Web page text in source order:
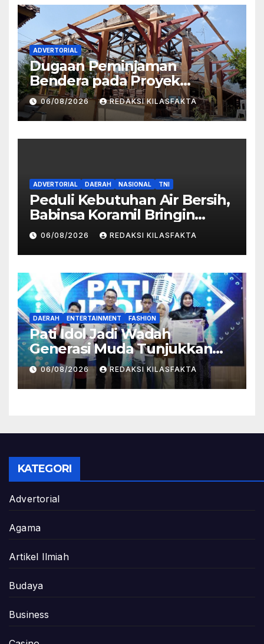
ADVERTORIAL
Dugaan Peminjaman
Bendera pada Proyek
Rehabilitasi Aula dan Lobi
SMPN 2 Kedungwuni Menjadi
Sorotan
06/08/2026 REDAKSI KILASFAKTA
ADVERTORIAL DAERAH NASIONAL TNI
Peduli Kebutuhan Air Bersih,
Babinsa Koramil Bringin
Bantu Distribusi Air Bersih
untuk Warga Desa Suruh
06/08/2026 REDAKSI KILASFAKTA
DAERAH ENTERTAINMENT FASHION
Pati Idol Jadi Wadah
Generasi Muda Tunjukkan
Bakat, Pemkab Pati Dorong
Lahirnya Talenta Baru
06/08/2026 REDAKSI KILASFAKTA
KATEGORI
Advertorial
Agama
Artikel Ilmiah
Budaya
Business